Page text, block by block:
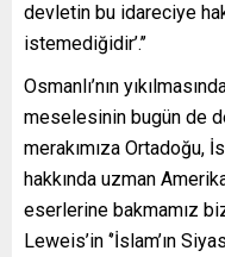
devletin bu idareciye
istemediğidir’.’’
Osmanlı’nın
meselesinin bugün de
merakımıza Ortadoğu,
hakkında uzman
eserlerine bakmamız
Leweis’in ‘’İslam’ın